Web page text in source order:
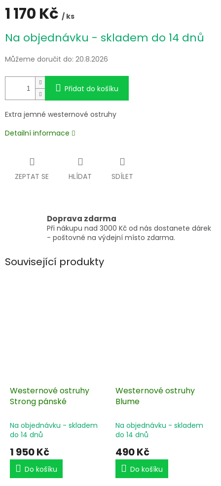
1 170 Kč / ks
cena:
Na objednávku - skladem do 14 dnů
Můžeme doručit do: 20.8.2026
Přidat do košíku
Extra jemné westernové ostruhy
Detailní informace
ZEPTAT SE HLÍDAT SDÍLET
Doprava zdarma
Při nákupu nad 3000 Kč od nás dostanete dárek
- poštovné na výdejní místo zdarma.
Související produkty
Westernové ostruhy
Strong pánské
Na objednávku - skladem
do 14 dnů
1 950 Kč
Do košíku
Westernové ostruhy
Blume
Na objednávku - skladem
do 14 dnů
490 Kč
Do košíku